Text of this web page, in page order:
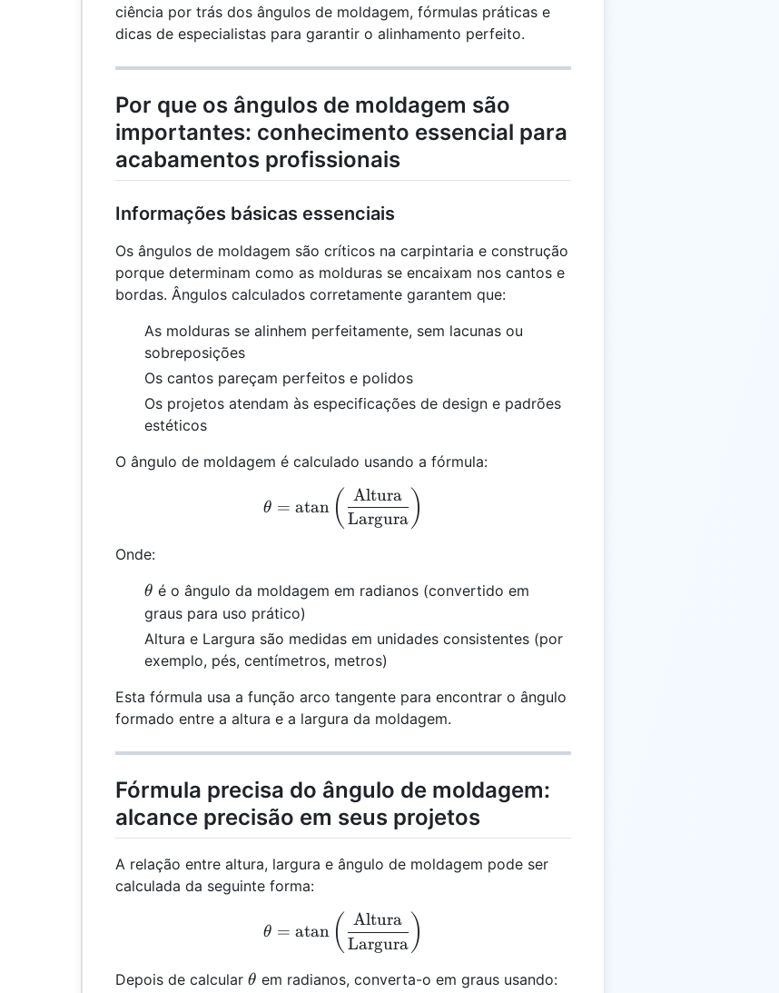
ciência por trás dos ângulos de moldagem, fórmulas práticas e
dicas de especialistas para garantir o alinhamento perfeito.
Por que os ângulos de moldagem são
importantes: conhecimento essencial para
acabamentos profissionais
Informações básicas essenciais
Os ângulos de moldagem são críticos na carpintaria e construção
porque determinam como as molduras se encaixam nos cantos e
bordas. Ângulos calculados corretamente garantem que:
As molduras se alinhem perfeitamente, sem lacunas ou
sobreposições
Os cantos pareçam perfeitos e polidos
Os projetos atendam às especificações de design e padrões
estéticos
O ângulo de moldagem é calculado usando a fórmula:
θ =
θ = atan ( Largura
Altura )
Onde:
θ
θ é o ângulo da moldagem em radianos (convertido em
graus para uso prático)
Altura e Largura são medidas em unidades consistentes (por
exemplo, pés, centímetros, metros)
Esta fórmula usa a função arco tangente para encontrar o ângulo
formado entre a altura e a largura da moldagem.
Fórmula precisa do ângulo de moldagem:
alcance precisão em seus projetos
A relação entre altura, largura e ângulo de moldagem pode ser
calculada da seguinte forma:
θ =
θ = atan ( Largura
Altura )
Depois de calcular θ
θ em radianos, converta-o em graus usando: